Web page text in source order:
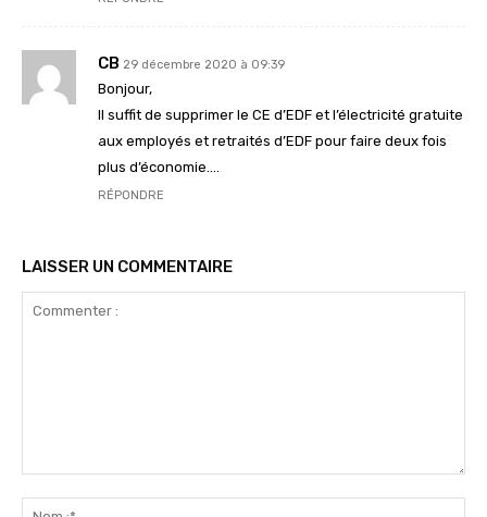
CB 29 décembre 2020 à 09:39
Bonjour,
Il suffit de supprimer le CE d’EDF et l’électricité gratuite
aux employés et retraités d’EDF pour faire deux fois
plus d’économie….
RÉPONDRE
LAISSER UN COMMENTAIRE